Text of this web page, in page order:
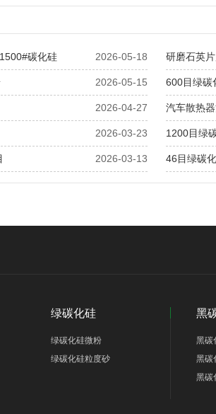
2026-05-18
碳化硅 研磨石英
2026-05-15 600目绿碳
2026-04-27 汽车散热
2026-03-23 1200目绿
2026-03-13 46目绿碳
绿碳化硅
绿碳化硅微粉
绿碳化硅粒度砂
黑
黑碳
黑碳
黑碳